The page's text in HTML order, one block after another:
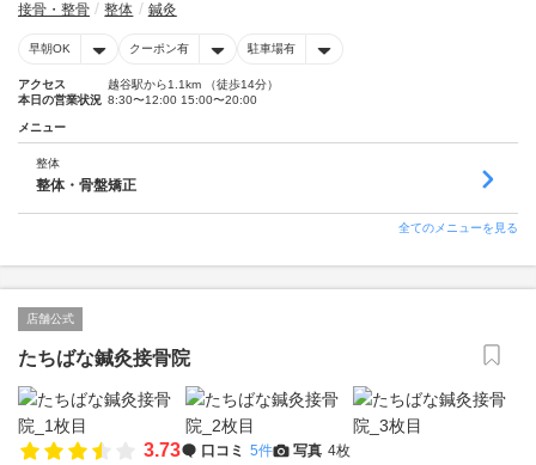
接骨・整骨 整体 鍼灸
早朝OK クーポン有 駐車場有
アクセス
越谷駅から1.1km （徒歩14分）
本日の営業状況 8:30〜12:00 15:00〜20:00
メニュー
整体
整体・骨盤矯正
全てのメニューを見る
店舗公式
たちばな鍼灸接骨院
3.73 口コミ 5件 写真 4枚